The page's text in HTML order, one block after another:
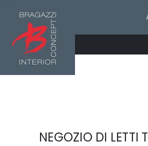
NEGOZIO DI LETTI